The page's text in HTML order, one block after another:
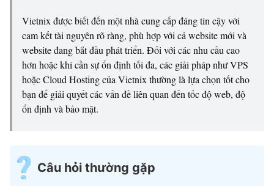
Vietnix được biết đến một nhà cung cấp đáng tin cậy với
cam kết tài nguyên rõ ràng, phù hợp với cả website mới và
website đang bắt đầu phát triển. Đối với các nhu cầu cao
hơn hoặc khi cần sự ổn định tối đa, các giải pháp như VPS
hoặc Cloud Hosting của Vietnix thường là lựa chọn tốt cho
bạn để giải quyết các vấn đề liên quan đến tốc độ web, độ
ổn định và bảo mật.
Câu hỏi thường gặp